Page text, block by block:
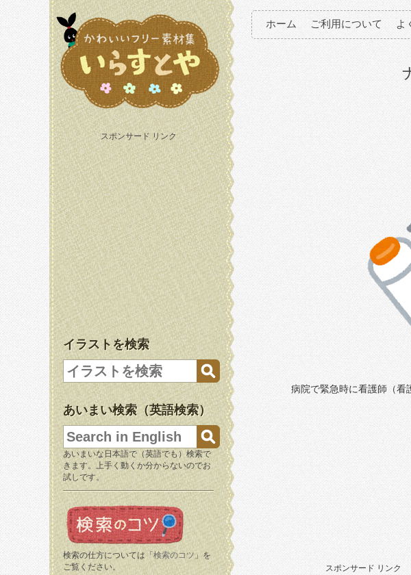
スポンサード リンク
イラストを検索
あいまい検索（英語検索）
あいまいな日本語で（英語でも）検索で
きます。上手く動くか分からないのでお
試しです。
検索の仕方については「 検索のコツ 」を
ご覧ください。
ホーム ご利用について よ
病院で緊急時に看護師（看
スポンサード リンク